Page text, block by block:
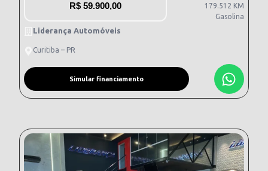
R$ 59.900,00
179.512 KM
Gasolina
Liderança Automóveis
Curitiba – PR
Simular financiamento